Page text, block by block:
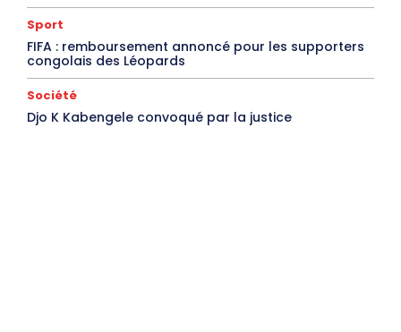
Sport
FIFA : remboursement annoncé pour les supporters
congolais des Léopards
Société
Djo K Kabengele convoqué par la justice